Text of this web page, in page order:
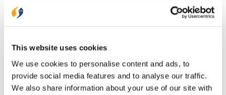
This website uses cookies
We use cookies to personalise content and ads, to
provide social media features and to analyse our traffic.
We also share information about your use of our site with
Ark Media